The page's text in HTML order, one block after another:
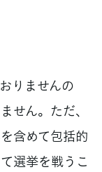
りませんの
せん。ただ、
含めて包括的
選挙を戦うこ